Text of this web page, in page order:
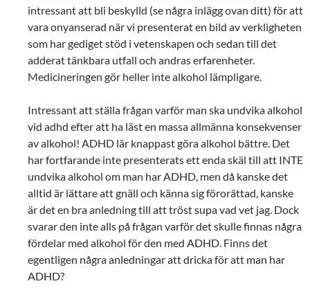
intressant att bli beskylld (se några inlägg ovan ditt) för att
vara onyanserad när vi presenterat en bild av verkligheten
som har gediget stöd i vetenskapen och sedan till det
adderat tänkbara utfall och andras erfarenheter.
Medicineringen gör heller inte alkohol lämpligare.
Intressant att ställa frågan varför man ska undvika alkohol
vid adhd efter att ha läst en massa allmänna konsekvenser
av alkohol! ADHD lär knappast göra alkohol bättre. Det
har fortfarande inte presenterats ett enda skäl till att INTE
undvika alkohol om man har ADHD, men då kanske det
alltid är lättare att gnäll och känna sig förorättad, kanske
är det en bra anledning till att tröst supa vad vet jag. Dock
svarar den inte alls på frågan varför det skulle finnas några
fördelar med alkohol för den med ADHD. Finns det
egentligen några anledningar att dricka för att man har
ADHD?